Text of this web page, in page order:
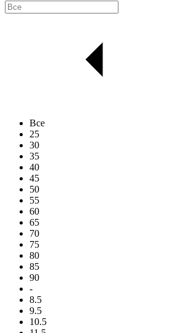
Все
25
30
35
40
45
50
55
60
65
70
75
80
85
90
-
8.5
9.5
10.5